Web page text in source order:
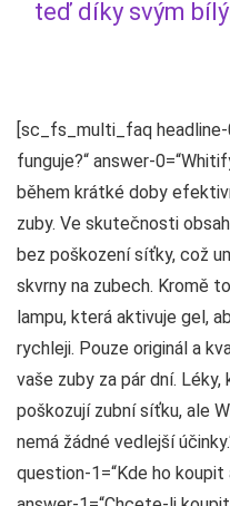
teď díky svým
[sc_fs_multi_faq headline-
funguje?“ answer-
během krátké doby
zuby. Ve skutečnosti
bez poškození síťky, což
skvrny na zubech. Kromě
lampu, která aktivuje gel,
rychleji. Pouze originál a
vaše zuby za pár dní.
poškozují zubní síťku, ale
nemá žádné vedlejší
question-1=“Kde ho